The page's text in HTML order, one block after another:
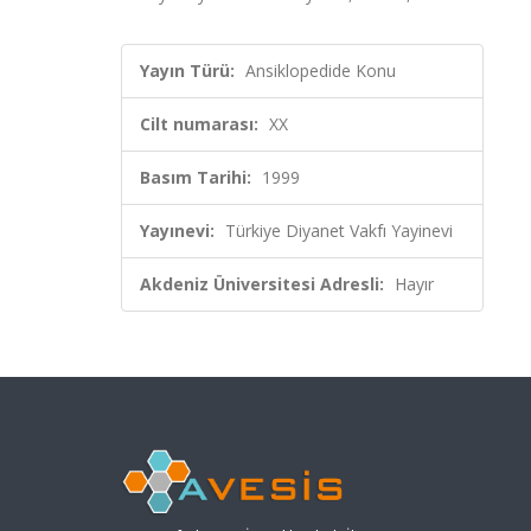
Yayın Türü: Ansiklopedide Konu
Cilt numarası: XX
Basım Tarihi: 1999
Yayınevi: Türkiye Diyanet Vakfı Yayinevi
Akdeniz Üniversitesi Adresli: Hayır